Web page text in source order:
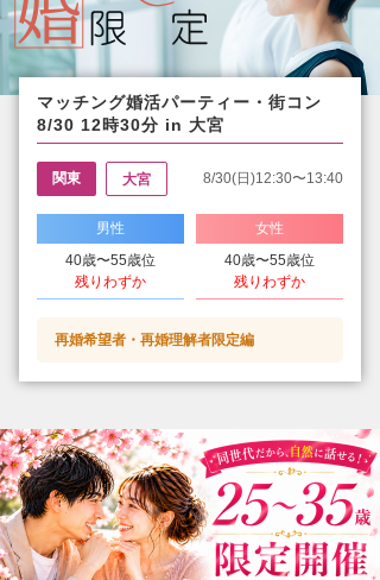
マッチング婚活パーティー・街コン
8/30 12時30分 in 大宮
関東 大宮 8/30(日)12:30〜13:40
男性
40歳〜55歳位
残りわずか
女性
40歳〜55歳位
残りわずか
再婚希望者・再婚理解者限定編